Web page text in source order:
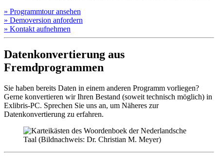
» Programm­tour ansehen
» Demo­version anfordern
» Kontakt aufnehmen
Datenkonvertierung aus
Fremdprogrammen
Sie haben bereits Daten in einem anderen Programm vorliegen?
Gerne konvertieren wir Ihren Bestand (soweit technisch möglich) in
Exlibris-PC. Sprechen Sie uns an, um Näheres zur
Datenkonvertierung zu erfahren.